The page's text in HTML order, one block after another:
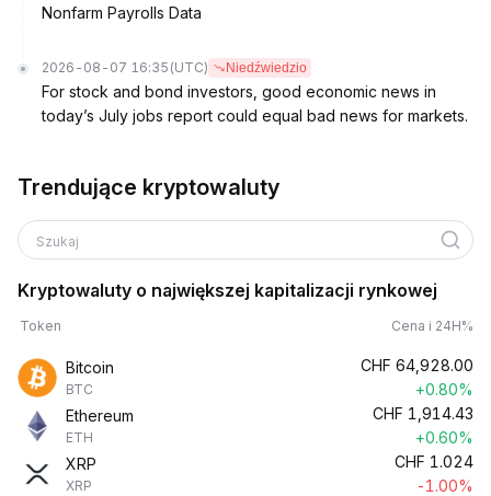
Nonfarm Payrolls Data
2026-08-07 16:35 (UTC) Niedźwiedzio
For stock and bond investors, good economic news in
today’s July jobs report could equal bad news for markets.
Trendujące kryptowaluty
Szukaj
Kryptowaluty o największej kapitalizacji rynkowej
Token Cena i 24H%
Bitcoin
BTC
CHF 64,928.00
+0.80%
Ethereum
ETH
CHF 1,914.43
+0.60%
XRP
XRP
CHF 1.024
-1.00%